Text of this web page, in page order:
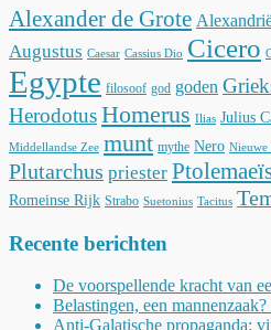
Alexander de Grote
Augustus Caesar Cassius Dio Cicero
Egypte filosoof god goden
HerodotusHomerus Ilias Julius
Middellandse Zee munt mythe Nero Nieuwe
Plutarchus priester
Romeinse Rijk Strabo Suetonius Tacitus
Recente berichten
De voorspellende kracht van
Belastingen, een
Anti-Galatische propaganda: